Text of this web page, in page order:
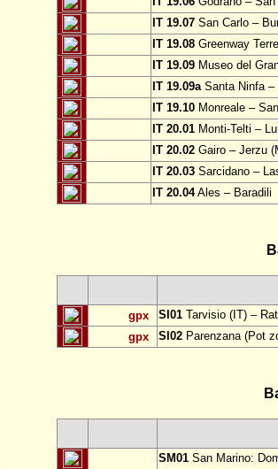
IT 19.07 San Carlo –
IT 19.08 Greenway
IT 19.09 Museo del
IT 19.09aSanta Ninfa –
IT 19.10 Monreale –
IT 20.01 Monti-Telti –
IT 20.02 Gairo – Jerzu
IT 20.03 Sarcidano –
IT 20.04Ales – Baradili
gpx SI01 Tarvisio (IT) –
gpx
SI02 Parenzana (Pot
SM01 San Marino: